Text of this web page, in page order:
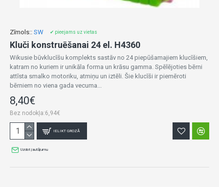
Zīmols:: SW ✔ pieejams uz vietas
Kluči konstruēšanai 24 el. H4360
Wikusie būvklucīšu komplekts sastāv no 24 piepūšamajiem klucīšiem,
katram no kuriem ir unikāla forma un krāsu gamma. Spēlējoties bērni
attīsta smalko motoriku, atmiņu un iztēli. Šie klucīši ir piemēroti
bērniem no viena gada vecuma...
8,40€
Bez nodokļa:6,94€
IELIKT GROZĀ
Uzdot jautājumu